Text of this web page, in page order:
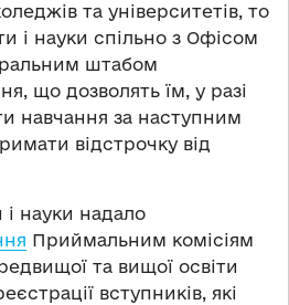
та університетів, то
і науки спільно з Офісом
штабом
що дозволять їм, у разі
навчання за наступним
відстрочку від
і науки надало
Приймальним комісіям
та вищої освіти
вступників, які